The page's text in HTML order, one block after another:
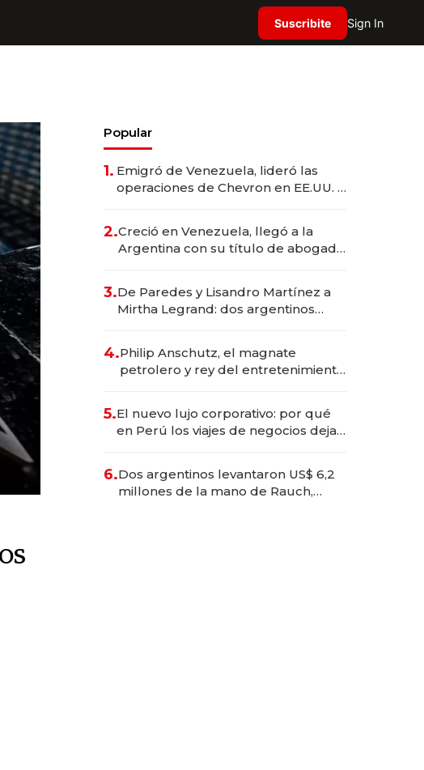
Suscribite Sign In
Popular
1. Emigró de Venezuela, lideró las
operaciones de Chevron en EE.UU. y
2.Creció en Venezuela, llegó a la
Argentina con su título de abogado
marcas "fast premium"
3.De Paredes y Lisandro Martínez a
Mirtha Legrand: dos argentinos
4.Philip Anschutz, el magnate
petrolero y rey del entretenimiento
5.El nuevo lujo corporativo: por qué
en Perú los viajes de negocios dejan
en experiencias transformadoras
6.Dos argentinos levantaron US$ 6,2
millones de la mano de Rauch,